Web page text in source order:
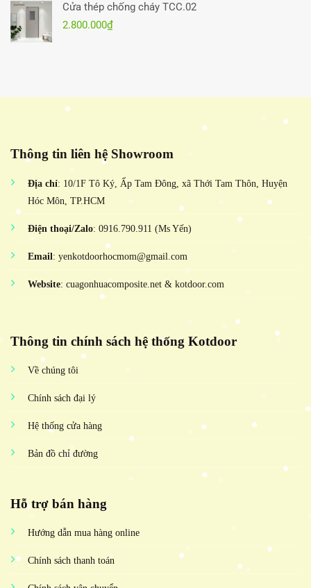
Cửa thép chống cháy TCC.02
2.800.000₫
Thông tin liên hệ Showroom
Địa chỉ: 10/1F Tô Ký, Ấp Tam Đông, xã Thới Tam Thôn, Huyện
Hóc Môn, TP.HCM
Điện thoại/Zalo: 0916.790.911 (Ms Yến)
Email: yenkotdoorhocmom@gmail.com
Website: cuagonhuacomposite.net & kotdoor.com
Thông tin chính sách hệ thống Kotdoor
Về chúng tôi
Chính sách đại lý
Hệ thống cửa hàng
Bản đồ chỉ đường
Hỗ trợ bán hàng
Hướng dẫn mua hàng online
Chính sách thanh toán